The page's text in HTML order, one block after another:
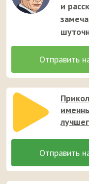
и